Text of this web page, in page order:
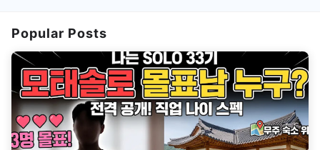
Popular Posts